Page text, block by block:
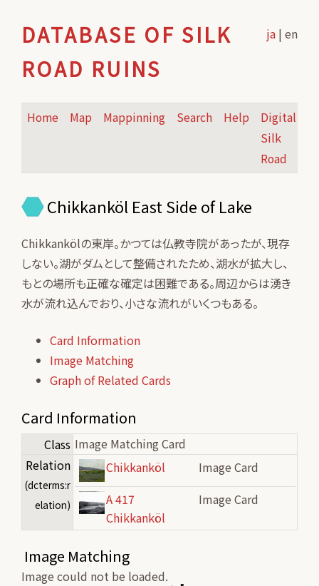
DATABASE OF SILK
ROAD RUINS
ja | en
Home Map Mappinning Search Help
Digital
Silk
Road
Chikkanköl East Side of Lake
Chikkankölの東岸。かつては仏教寺院があったが、現存
しない。湖がダムとして整備されたため、湖水が拡大し、
もとの場所も正確な確定は困難である。周辺からは湧き
水が流れ込んでおり、小さな流れがいくつもある。
Card Information
Image Matching
Graph of Related Cards
Card Information
Class Image Matching Card
Relation
(dcterms:r
elation)
Chikkanköl
Image Card
A 417
Chikkanköl
Image Card
Image Matching
Image could not be loaded.